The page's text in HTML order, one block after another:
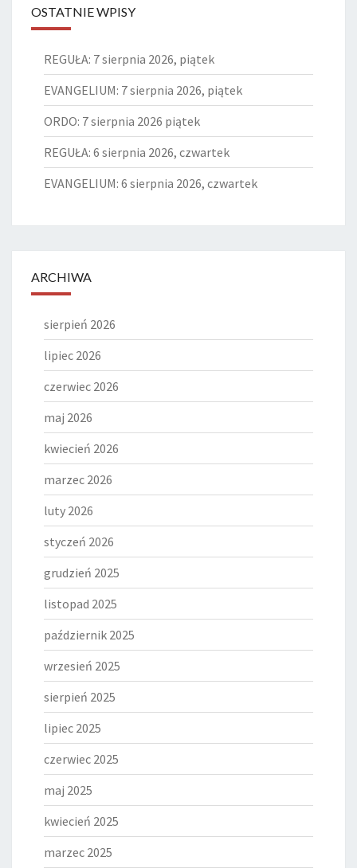
OSTATNIE WPISY
REGUŁA: 7 sierpnia 2026, piątek
EVANGELIUM: 7 sierpnia 2026, piątek
ORDO: 7 sierpnia 2026 piątek
REGUŁA: 6 sierpnia 2026, czwartek
EVANGELIUM: 6 sierpnia 2026, czwartek
ARCHIWA
sierpień 2026
lipiec 2026
czerwiec 2026
maj 2026
kwiecień 2026
marzec 2026
luty 2026
styczeń 2026
grudzień 2025
listopad 2025
październik 2025
wrzesień 2025
sierpień 2025
lipiec 2025
czerwiec 2025
maj 2025
kwiecień 2025
marzec 2025